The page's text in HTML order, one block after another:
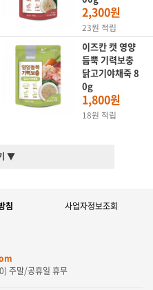
2,300원
23원 적립
이즈칸 캣 영양
듬뿍 기력보충
닭고기야채죽 8
0g
1,800원
18원 적립
▼
침 사업자정보조회
) 주말/공휴일 휴무